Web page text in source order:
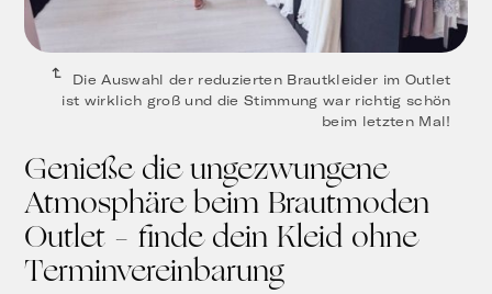
Die Auswahl der reduzierten Brautkleider im Outlet
ist wirklich groß und die Stimmung war richtig schön
beim letzten Mal!
Genieße die ungezwungene
Atmosphäre beim Brautmoden
Outlet – finde dein Kleid ohne
Terminvereinbarung